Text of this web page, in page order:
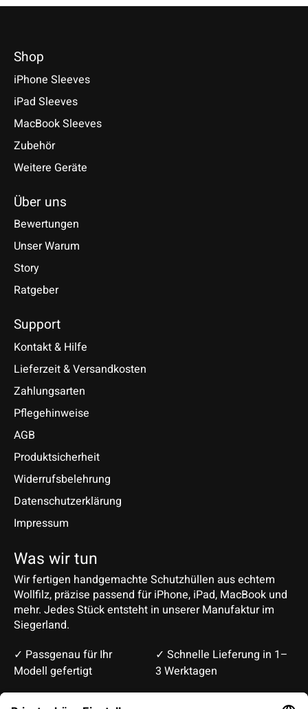
Shop
iPhone Sleeves
iPad Sleeves
MacBook Sleeves
Zubehör
Weitere Geräte
Über uns
Bewertungen
Unser Warum
Story
Ratgeber
Support
Kontakt & Hilfe
Lieferzeit & Versandkosten
Zahlungsarten
Pflegehinweise
AGB
Produktsicherheit
Widerrufsbelehrung
Datenschutzerklärung
Impressum
Was wir tun
Wir fertigen handgemachte Schutzhüllen aus echtem
Wollfilz, präzise passend für iPhone, iPad, MacBook und
mehr. Jedes Stück entsteht in unserer Manufaktur im
Siegerland.
✓ Passgenau für Ihr
Modell gefertigt
✓ Schnelle Lieferung in 1–
3 Werktagen